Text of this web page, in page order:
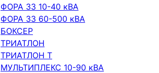
ФОРА 33 10-40 кВА
ФОРА 33 60-500 кВА
БОКСЕР
ТРИАТЛОН
ТРИАТЛОН Т
МУЛЬТИПЛЕКС 10-90 кВА